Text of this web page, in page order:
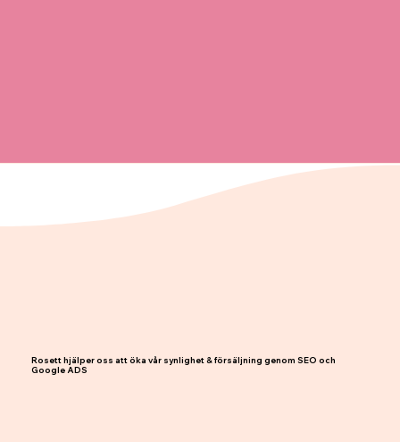
Rosett hjälper oss att öka vår synlighet & försäljning genom SEO och
Google ADS